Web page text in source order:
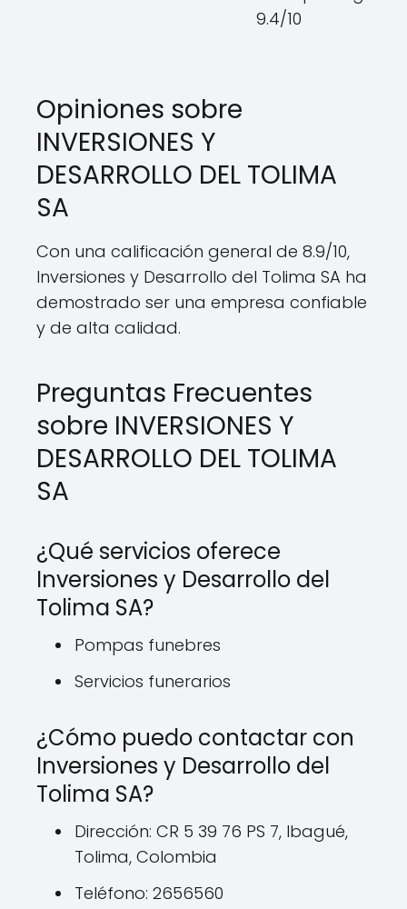
9.4/10
Opiniones sobre
INVERSIONES Y
DESARROLLO DEL TOLIMA
SA
Con una calificación general de 8.9/10,
Inversiones y Desarrollo del Tolima SA ha
demostrado ser una empresa confiable
y de alta calidad.
Preguntas Frecuentes
sobre INVERSIONES Y
DESARROLLO DEL TOLIMA
SA
¿Qué servicios oferece
Inversiones y Desarrollo del
Tolima SA?
Pompas funebres
Servicios funerarios
¿Cómo puedo contactar con
Inversiones y Desarrollo del
Tolima SA?
Dirección: CR 5 39 76 PS 7, Ibagué,
Tolima, Colombia
Teléfono: 2656560